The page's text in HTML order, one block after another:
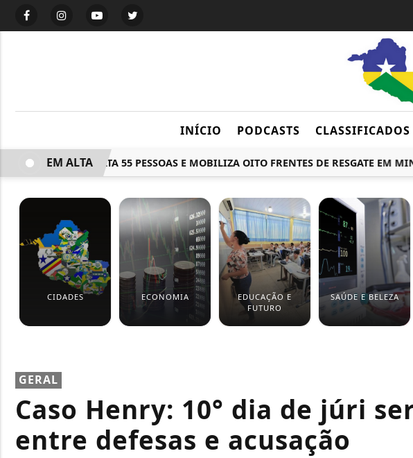
INÍCIO PODCASTS CLASSIFICADOS
CHUVA MATA 55 PESSOAS E MOBILIZA OITO FRENTES DE RESGATE EM MINAS
EM ALTA
CIDADES ECONOMIA
EDUCAÇÃO E
FUTURO
SAÚDE E BELEZA
GERAL
Caso Henry: 10° dia de júri
entre defesas e acusação